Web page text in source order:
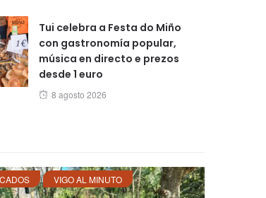
Tui celebra a Festa do Miño
con gastronomía popular,
música en directo e prezos
desde 1 euro
Posted
8 agosto 2026
VIGO AL MINUTO